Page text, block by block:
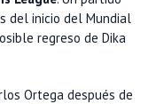
del inicio del Mundial
regreso de Dika
Ortega después de